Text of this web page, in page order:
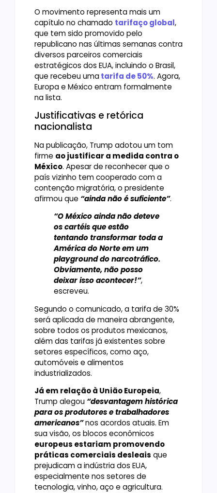
O movimento representa mais um
capítulo no chamado tarifaço global,
que tem sido promovido pelo
republicano nas últimas semanas contra
diversos parceiros comerciais
estratégicos dos EUA, incluindo o Brasil,
que recebeu umatarifa de 50%. Agora,
Europa e México entram formalmente
na lista.
Justificativas e retórica
nacionalista
Na publicação, Trump adotou um tom
firme ao justificar a medida contra o
México. Apesar de reconhecer que o
país vizinho tem cooperado com a
contenção migratória, o presidente
afirmou que “ainda não é suficiente”.
“O México ainda não deteve
os cartéis que estão
tentando transformar toda a
América do Norte em um
playground do narcotráfico.
Obviamente, não posso
deixar isso acontecer!”,
escreveu.
Segundo o comunicado, a tarifa de 30%
será aplicada de maneira abrangente,
sobre todos os produtos mexicanos,
além das tarifas já existentes sobre
setores específicos, como aço,
automóveis e alimentos
industrializados.
Já em relação à União Europeia,
Trump alegou “desvantagem histórica
para os produtores e trabalhadores
americanos”nos acordos atuais. Em
sua visão, os blocos econômicos
europeus estariam promovendo
práticas comerciais desleais que
prejudicam a indústria dos EUA,
especialmente nos setores de
tecnologia, vinho, aço e agricultura.